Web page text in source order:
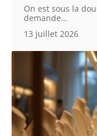
On est sous la
demande…
13 juillet 2026